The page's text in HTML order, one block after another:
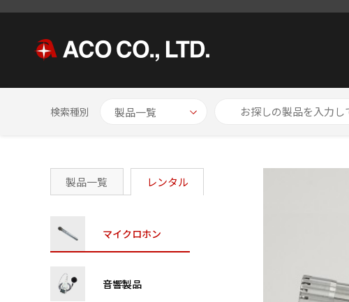
検索種別
HOME レンタル製品一覧 マイクロホン プリアンプ一体型マイクロ
製品一覧 レンタル
マイクロホン
音響製品